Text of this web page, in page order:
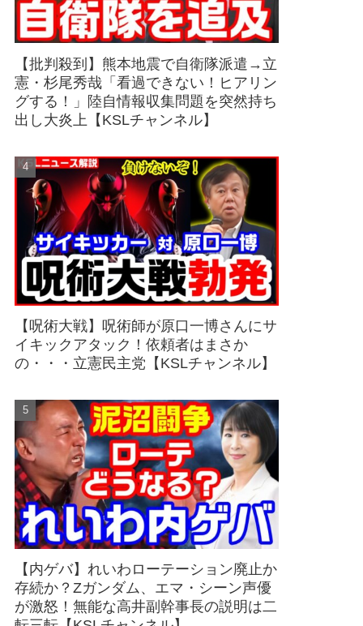
【批判殺到】熊本地震で自衛隊派遣→立
憲・杉尾秀哉「看過できない！ヒアリン
グする！」陸自情報収集問題を突然持ち
出し大炎上【KSLチャンネル】
【呪術大戦】呪術師が原口一博さんにサ
イキックアタック！依頼者はまさか
の・・・立憲民主党【KSLチャンネル】
【内ゲバ】れいわローテーション廃止か
存続か？Zガンダム、エマ・シーン声優
が激怒！無能な高井副幹事長の説明は二